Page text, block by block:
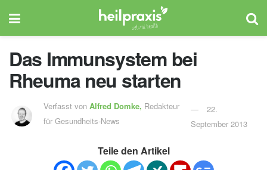
Das Immunsystem bei
Rheuma neu starten
Verfasst vonAlfred Domke, Redakteur
für Gesundheits-News
22.
September 2013
Teile den Artikel